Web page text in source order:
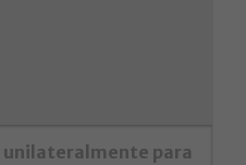
unilateralmente para